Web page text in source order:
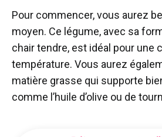
Pour commencer, vous aurez
moyen. Ce légume, avec sa
chair tendre, est idéal pour une
température. Vous aurez
matière grasse qui supporte
comme l’huile d’olive ou de